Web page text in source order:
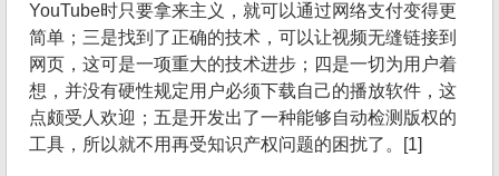
YouTube时只要拿来主义，就可以通过网络支付变得更
简单；三是找到了正确的技术，可以让视频无缝链接到
网页，这可是一项重大的技术进步；四是一切为用户着
想，并没有硬性规定用户必须下载自己的播放软件，这
点颇受人欢迎；五是开发出了一种能够自动检测版权的
工具，所以就不用再受知识产权问题的困扰了。[1]